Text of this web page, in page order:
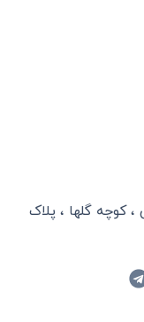
، کوچه گلها ، پلاک